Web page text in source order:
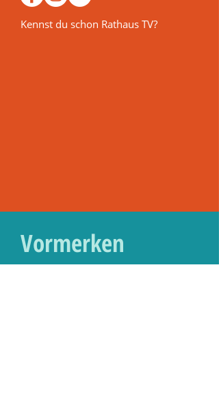
Kennst du schon Rathaus TV?
Vormerken